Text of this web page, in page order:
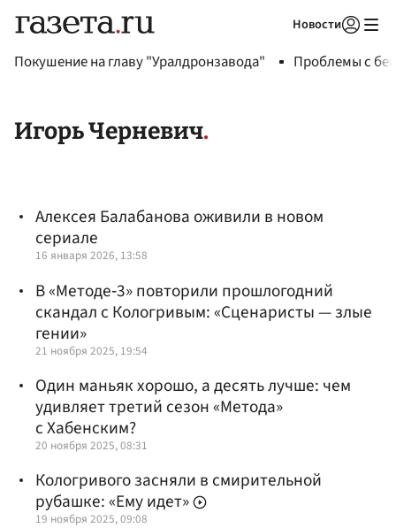
Новости
Покушение на главу "Уралдронзавода" Проблемы с
Игорь Черневич
Алексея Балабанова оживили в новом
сериале
16 января 2026, 13:58
В «Методе‑3» повторили прошлогодний
скандал с Кологривым: «Сценаристы — злые
гении»
21 ноября 2025, 19:54
Один маньяк хорошо, а десять лучше: чем
удивляет третий сезон «Метода»
с Хабенским?
20 ноября 2025, 08:31
Кологривого засняли в смирительной
рубашке: «Ему идет»
19 ноября 2025, 09:08